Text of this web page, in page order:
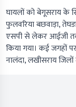
घायलों को बेगूसराय के
फुलवरिया बछवाड़ा,
एसपी से लेकर आईजी
किया गया। कई जगहों
नालंदा, लखीसराय